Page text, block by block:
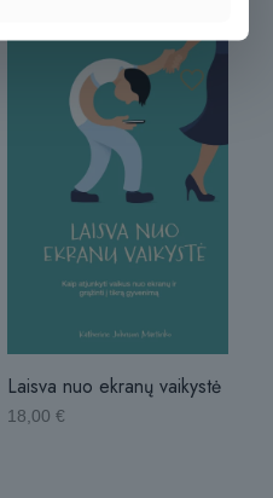
Laisva nuo ekranų vaikystė
18,00 €